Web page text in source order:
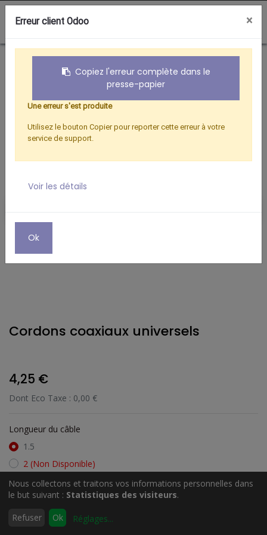
Rechercher
0
Boutique Hertzien Cordons coaxiaux universels
Cordons coaxiaux universels
4,25 €
Dont Eco Taxe : 0,00 €
Longueur du câble
1.5
2 (Non Disponible)
3
5
10
Nous collectons et traitons vos informations personnelles dans
le but suivant : Statistiques des visiteurs.
Refuser Ok Réglages...
Erreur client Odoo ×
Copiez l'erreur complète dans le
presse-papier
Une erreur s'est produite
Utilisez le bouton Copier pour reporter cette erreur à votre
service de support.
Voir les détails
Ok